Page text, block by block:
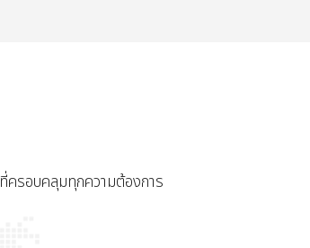
ที่ครอบคลุมทุกความต้องการ